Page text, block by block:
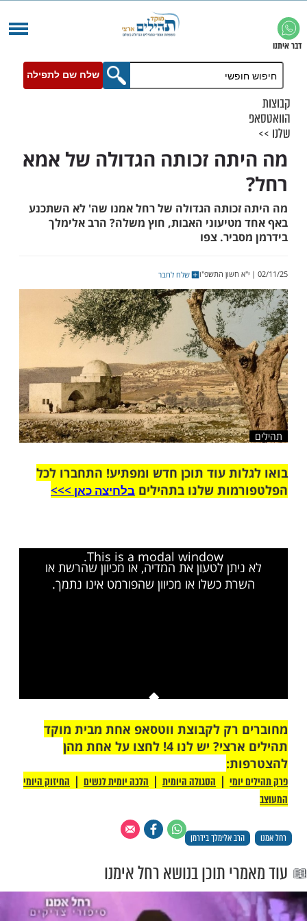
שלח שם לתפילה
זכותה הגדולה של אמא
האבות, חוץ משלה? הרב אלימלך
צפו
שלח לחבר
עוד תוכן חדש ומפתיע! התחברו לכל
This is a modal window.
כשלו או מכיוון שהפורמט אינו נתמך.
רק לקבוצת ווטסאפ אחת מבית מוקד